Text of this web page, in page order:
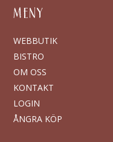
MENY
WEBBUTIK
BISTRO
OM OSS
KONTAKT
LOGIN
ÅNGRA KÖP